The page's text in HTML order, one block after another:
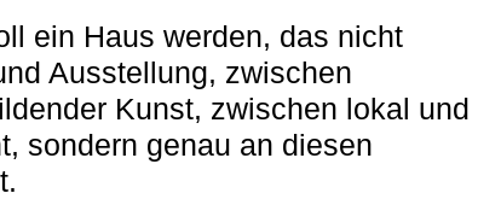
ein Haus werden, das nicht
Ausstellung, zwischen
Kunst, zwischen lokal und
sondern genau an diesen